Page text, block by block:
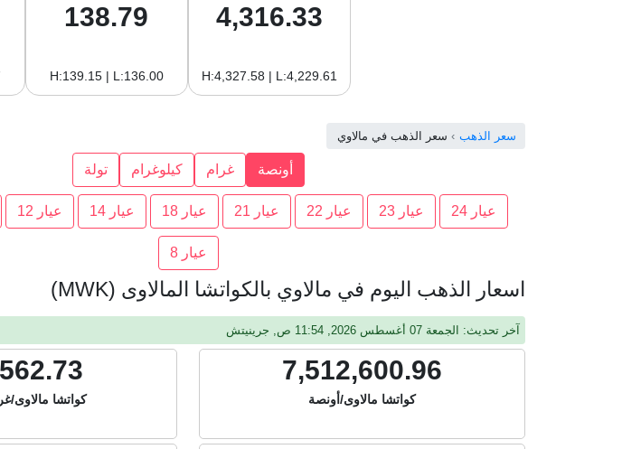
4,316.33
H:4,327.58 | L:4,229.61
138.79
H:139.15 | L:136.00
سعر الذهب سعر الذهب في مالاوي
أونصة غرام كيلوغرام تولة
عيار 24 عيار 23 عيار 22 عيار 21 عيار 18 عيار 14 عيار 12
عيار 8
اسعار الذهب اليوم في مالاوي بالكواتشا المالاوى (MWK)
آخر تحديث: الجمعة 07 أغسطس 2026, 11:54 ص, جرينيتش
7,512,600.96
كواتشا مالاوى/أونصة كواتشا مالاوى/